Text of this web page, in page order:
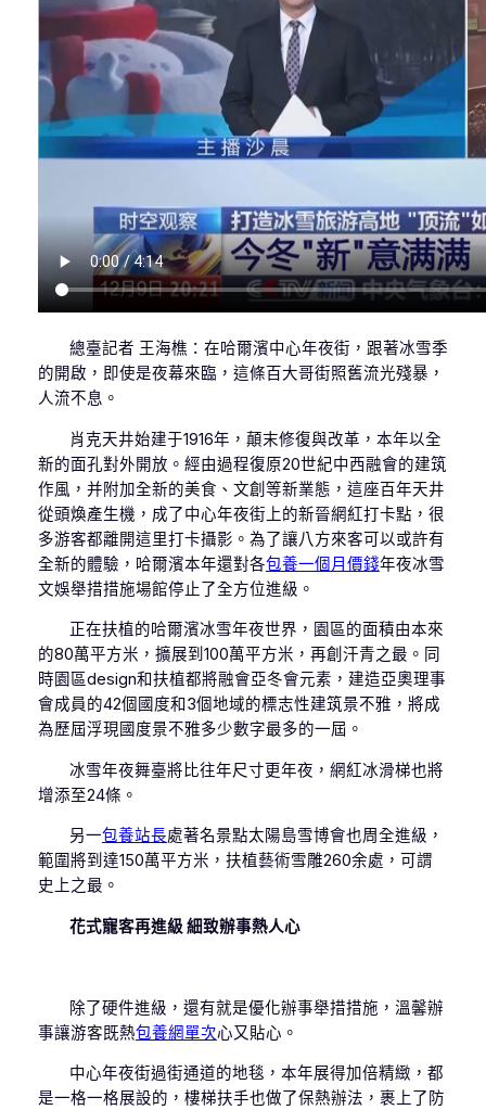
總臺記者 王海樵：在哈爾濱中心年夜街，跟著冰雪季
的開啟，即使是夜幕來臨，這條百大哥街照舊流光殘暴，
人流不息。
肖克天井始建于1916年，顛末修復與改革，本年以全
新的面孔對外開放。經由過程復原20世紀中西融會的建筑
作風，并附加全新的美食、文創等新業態，這座百年天井
從頭煥產生機，成了中心年夜街上的新晉網紅打卡點，很
多游客都離開這里打卡攝影。為了讓八方來客可以或許有
全新的體驗，哈爾濱本年還對各包養一個月價錢年夜冰雪
文娛舉措措施場館停止了全方位進級。
正在扶植的哈爾濱冰雪年夜世界，園區的面積由本來
的80萬平方米，擴展到100萬平方米，再創汗青之最。同
時園區design和扶植都將融會亞冬會元素，建造亞奧理事
會成員的42個國度和3個地域的標志性建筑景不雅，將成
為歷屆浮現國度景不雅多少數字最多的一屆。
冰雪年夜舞臺將比往年尺寸更年夜，網紅冰滑梯也將
增添至24條。
另一包養站長處著名景點太陽島雪博會也周全進級，
範圍將到達150萬平方米，扶植藝術雪雕260余處，可謂
史上之最。
花式寵客再進級 細致辦事熱人心
除了硬件進級，還有就是優化辦事舉措措施，溫馨辦
事讓游客既熱包養網單次心又貼心。
中心年夜街過街通道的地毯，本年展得加倍精緻，都
是一格一格展設的，樓梯扶手也做了保熱辦法，裹上了防